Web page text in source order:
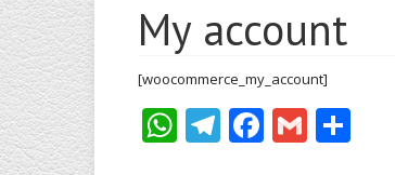
My account
[woocommerce_my_account]
WhatsApp
Telegram
Facebook
Gmail